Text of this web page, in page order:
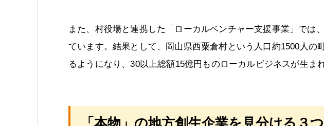
また、村役場と連携した「ローカルベンチャー支援事業」では
ています。結果として、岡山県西粟倉村という人口約1500人の
るようになり、30以上総額15億円ものローカルビジネスが生ま